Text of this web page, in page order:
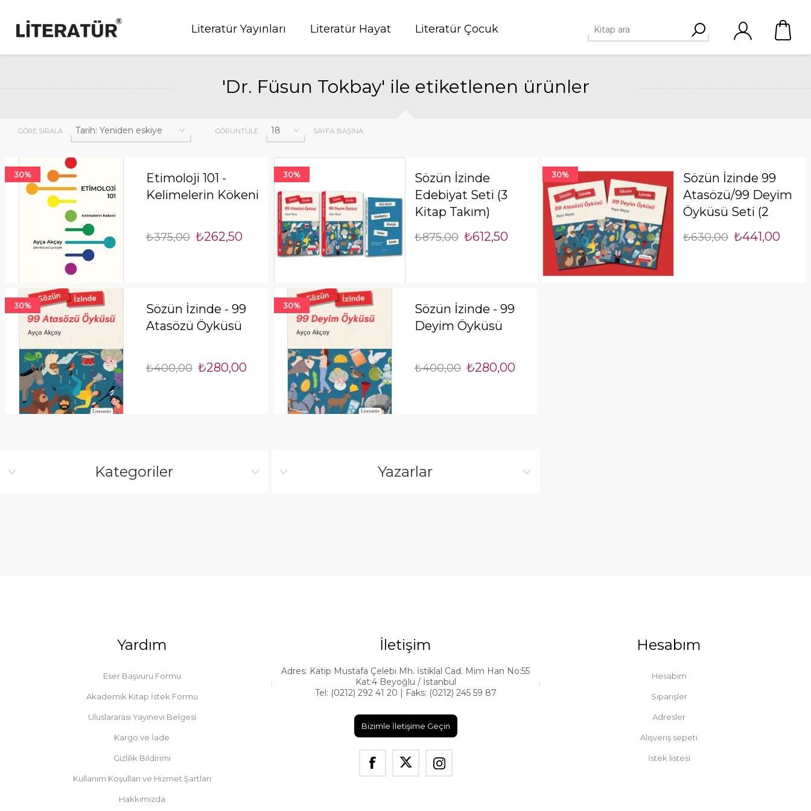
Literatür Yayınları Literatür Hayat Literatür Çocuk
'Dr. Füsun Tokbay' ile etiketlenen ürünler
GÖRE SIRALA GÖRÜNTÜLE SAYFA BAŞINA
30%
Etimoloji 101 -
Kelimelerin Kökeni
₺375,00 ₺262,50
30%
Sözün İzinde
Edebiyat Seti (3
Kitap Takım)
₺875,00 ₺612,50
30%
Sözün İzinde 99
Atasözü/99 Deyim
Öyküsü Seti (2
₺630,00 ₺441,00
30%
Sözün İzinde - 99
Atasözü Öyküsü
₺400,00 ₺280,00
30%
Sözün İzinde - 99
Deyim Öyküsü
₺400,00 ₺280,00
Kategoriler Yazarlar
Yardım
Eser Başvuru Formu
Akademik Kitap İstek Formu
Uluslararası Yayınevi Belgesi
Kargo ve İade
Gizlilik Bildirimi
Kullanım Koşulları ve Hizmet Şartları
Hakkımızda
İletişim
Adres: Katip Mustafa Çelebi Mh. İstiklal Cad. Mim Han No:55
Kat:4 Beyoğlu / İstanbul
Tel: (0212) 292 41 20 | Faks: (0212) 245 59 87
Bizimle İletişime Geçin
Hesabım
Hesabım
Siparişler
Adresler
Alışveriş sepeti
İstek listesi